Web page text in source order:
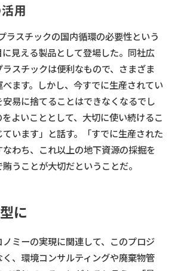
用
ラスチックの国内循環の必要性という
見える製品として登場した。同社広
スチックは便利なもので、さまざま
ます。しかし、今すでに生産されてい
安易に捨てることはできなくなるでし
をよいこととして、大切に使い続けるこ
ています」と話す。「すでに生産された
わち、これ以上の地下資源の採掘を
うことが大切だということだ。
に
ミーの実現に関連して、このプロジ
く、環境コンサルティングや廃棄物管